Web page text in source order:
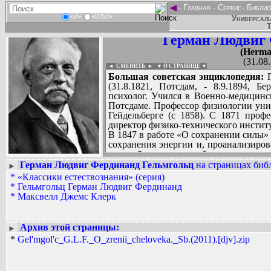
«И» «ИЛИ»
◄- Главная - Сервис-
Герман Людвиг
◄ СМЕНИТЬ ► ▼ О СТРАНИЦЕ ▼
Большая советская энциклопедия:
(31.8.1821, Потсдам, - 8.9.1894,
психолог. Учился в Военно-
Потсдаме. Профессор физиологии
Гейдельберге (с 1858). С 1871
директор физико-технического
В 1847 в работе «О сохранении силы»
сохранения энергии и,
явлений, показал всеобщность
организмах процессы также
сильным аргументом против
организмами. Г. впервые доказал
Наименьшего действия принцип)
явлениям, вскрыл связь этого
химических процессов, ввел
связанной энергии. Г. заложил
Большое значение для развития
Вадим Ершов...
...
► Герман Людвиг Фердинанд Гельмгольц на страницах
* «Классики естествознания» (серия)
* Гельмгольц Герман Людвиг Фердинанд
* Максвелл Джемс Клерк
►
Архив этой страницы:
* Gel'mgol'c_G.L.F._O_zrenii_cheloveka._Sb.(2011).[djv].zip